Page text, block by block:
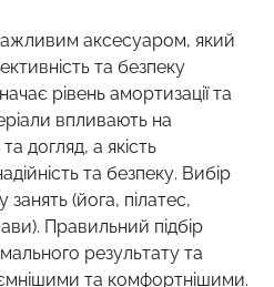
аксесуаром, який
та безпеку
рівень амортизації та
впливають на
догляд, а якість
та безпеку. Вибір
занять (йога, пілатес,
Правильний підбір
результату та
та комфортнішими.